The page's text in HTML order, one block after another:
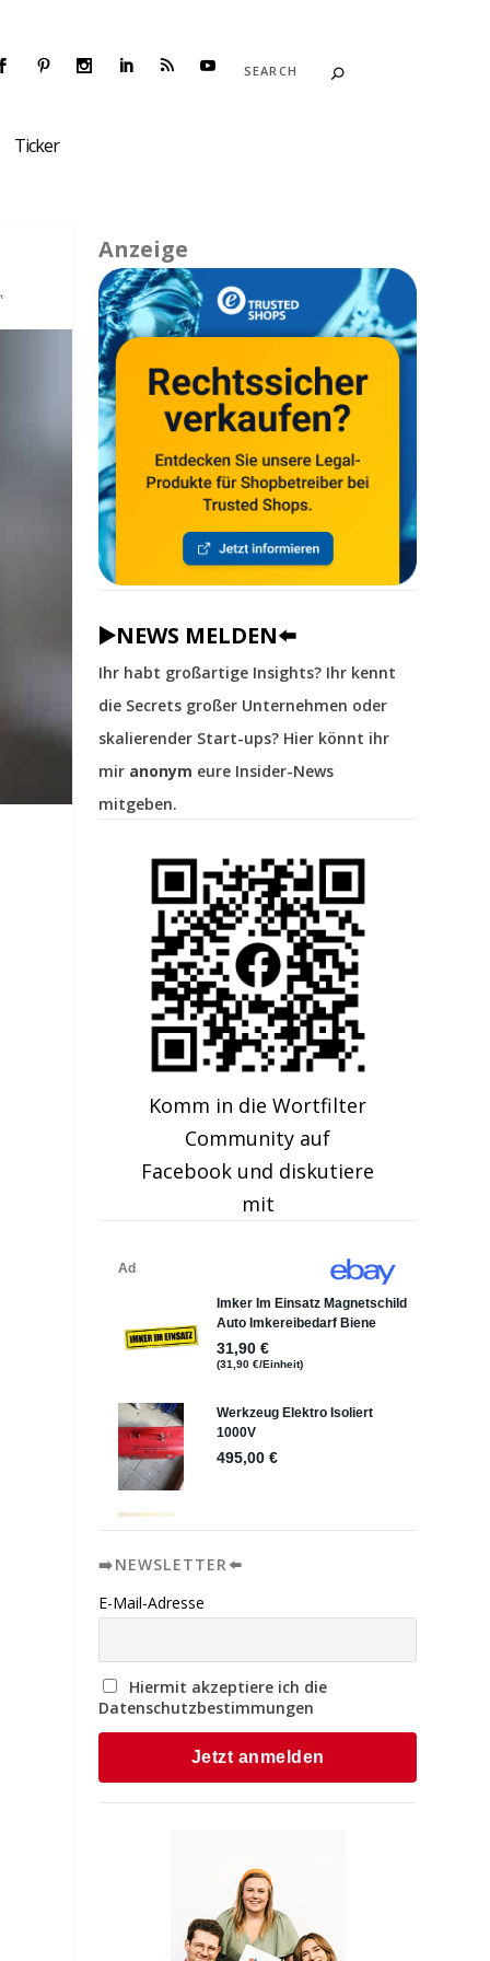
Ticker
Anzeige
▶️NEWS MELDEN⬅️
Ihr habt großartige Insights? Ihr kennt
die Secrets großer Unternehmen oder
skalierender Start-ups? Hier könnt ihr
mir anonym eure Insider-News
mitgeben.
Komm in die Wortfilter
Community auf
Facebook und diskutiere
mit
➡️NEWSLETTER⬅️
E-Mail-Adresse
Hiermit akzeptiere ich die
Datenschutzbestimmungen